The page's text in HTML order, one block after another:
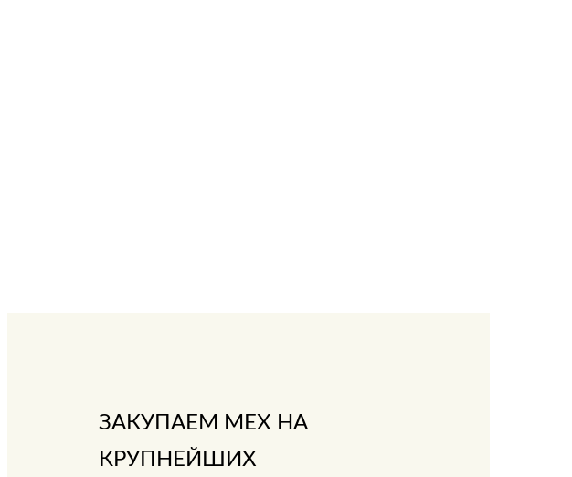
ЗАКУПАЕМ МЕХ НА
КРУПНЕЙШИХ